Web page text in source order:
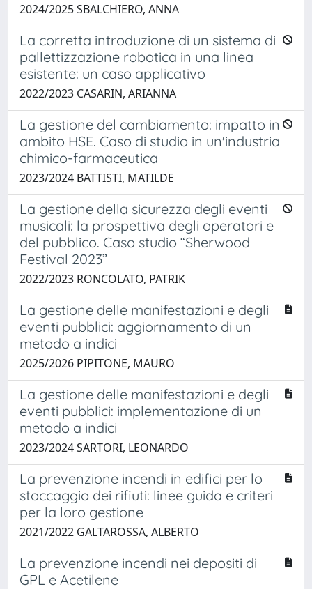
2024/2025 SBALCHIERO, ANNA
La corretta introduzione di un sistema di
pallettizzazione robotica in una linea
esistente: un caso applicativo
2022/2023 CASARIN, ARIANNA
La gestione del cambiamento: impatto in
ambito HSE. Caso di studio in un'industria
chimico-farmaceutica
2023/2024 BATTISTI, MATILDE
La gestione della sicurezza degli eventi
musicali: la prospettiva degli operatori e
del pubblico. Caso studio “Sherwood
Festival 2023”
2022/2023 RONCOLATO, PATRIK
La gestione delle manifestazioni e degli
eventi pubblici: aggiornamento di un
metodo a indici
2025/2026 PIPITONE, MAURO
La gestione delle manifestazioni e degli
eventi pubblici: implementazione di un
metodo a indici
2023/2024 SARTORI, LEONARDO
La prevenzione incendi in edifici per lo
stoccaggio dei rifiuti: linee guida e criteri
per la loro gestione
2021/2022 GALTAROSSA, ALBERTO
La prevenzione incendi nei depositi di
GPL e Acetilene